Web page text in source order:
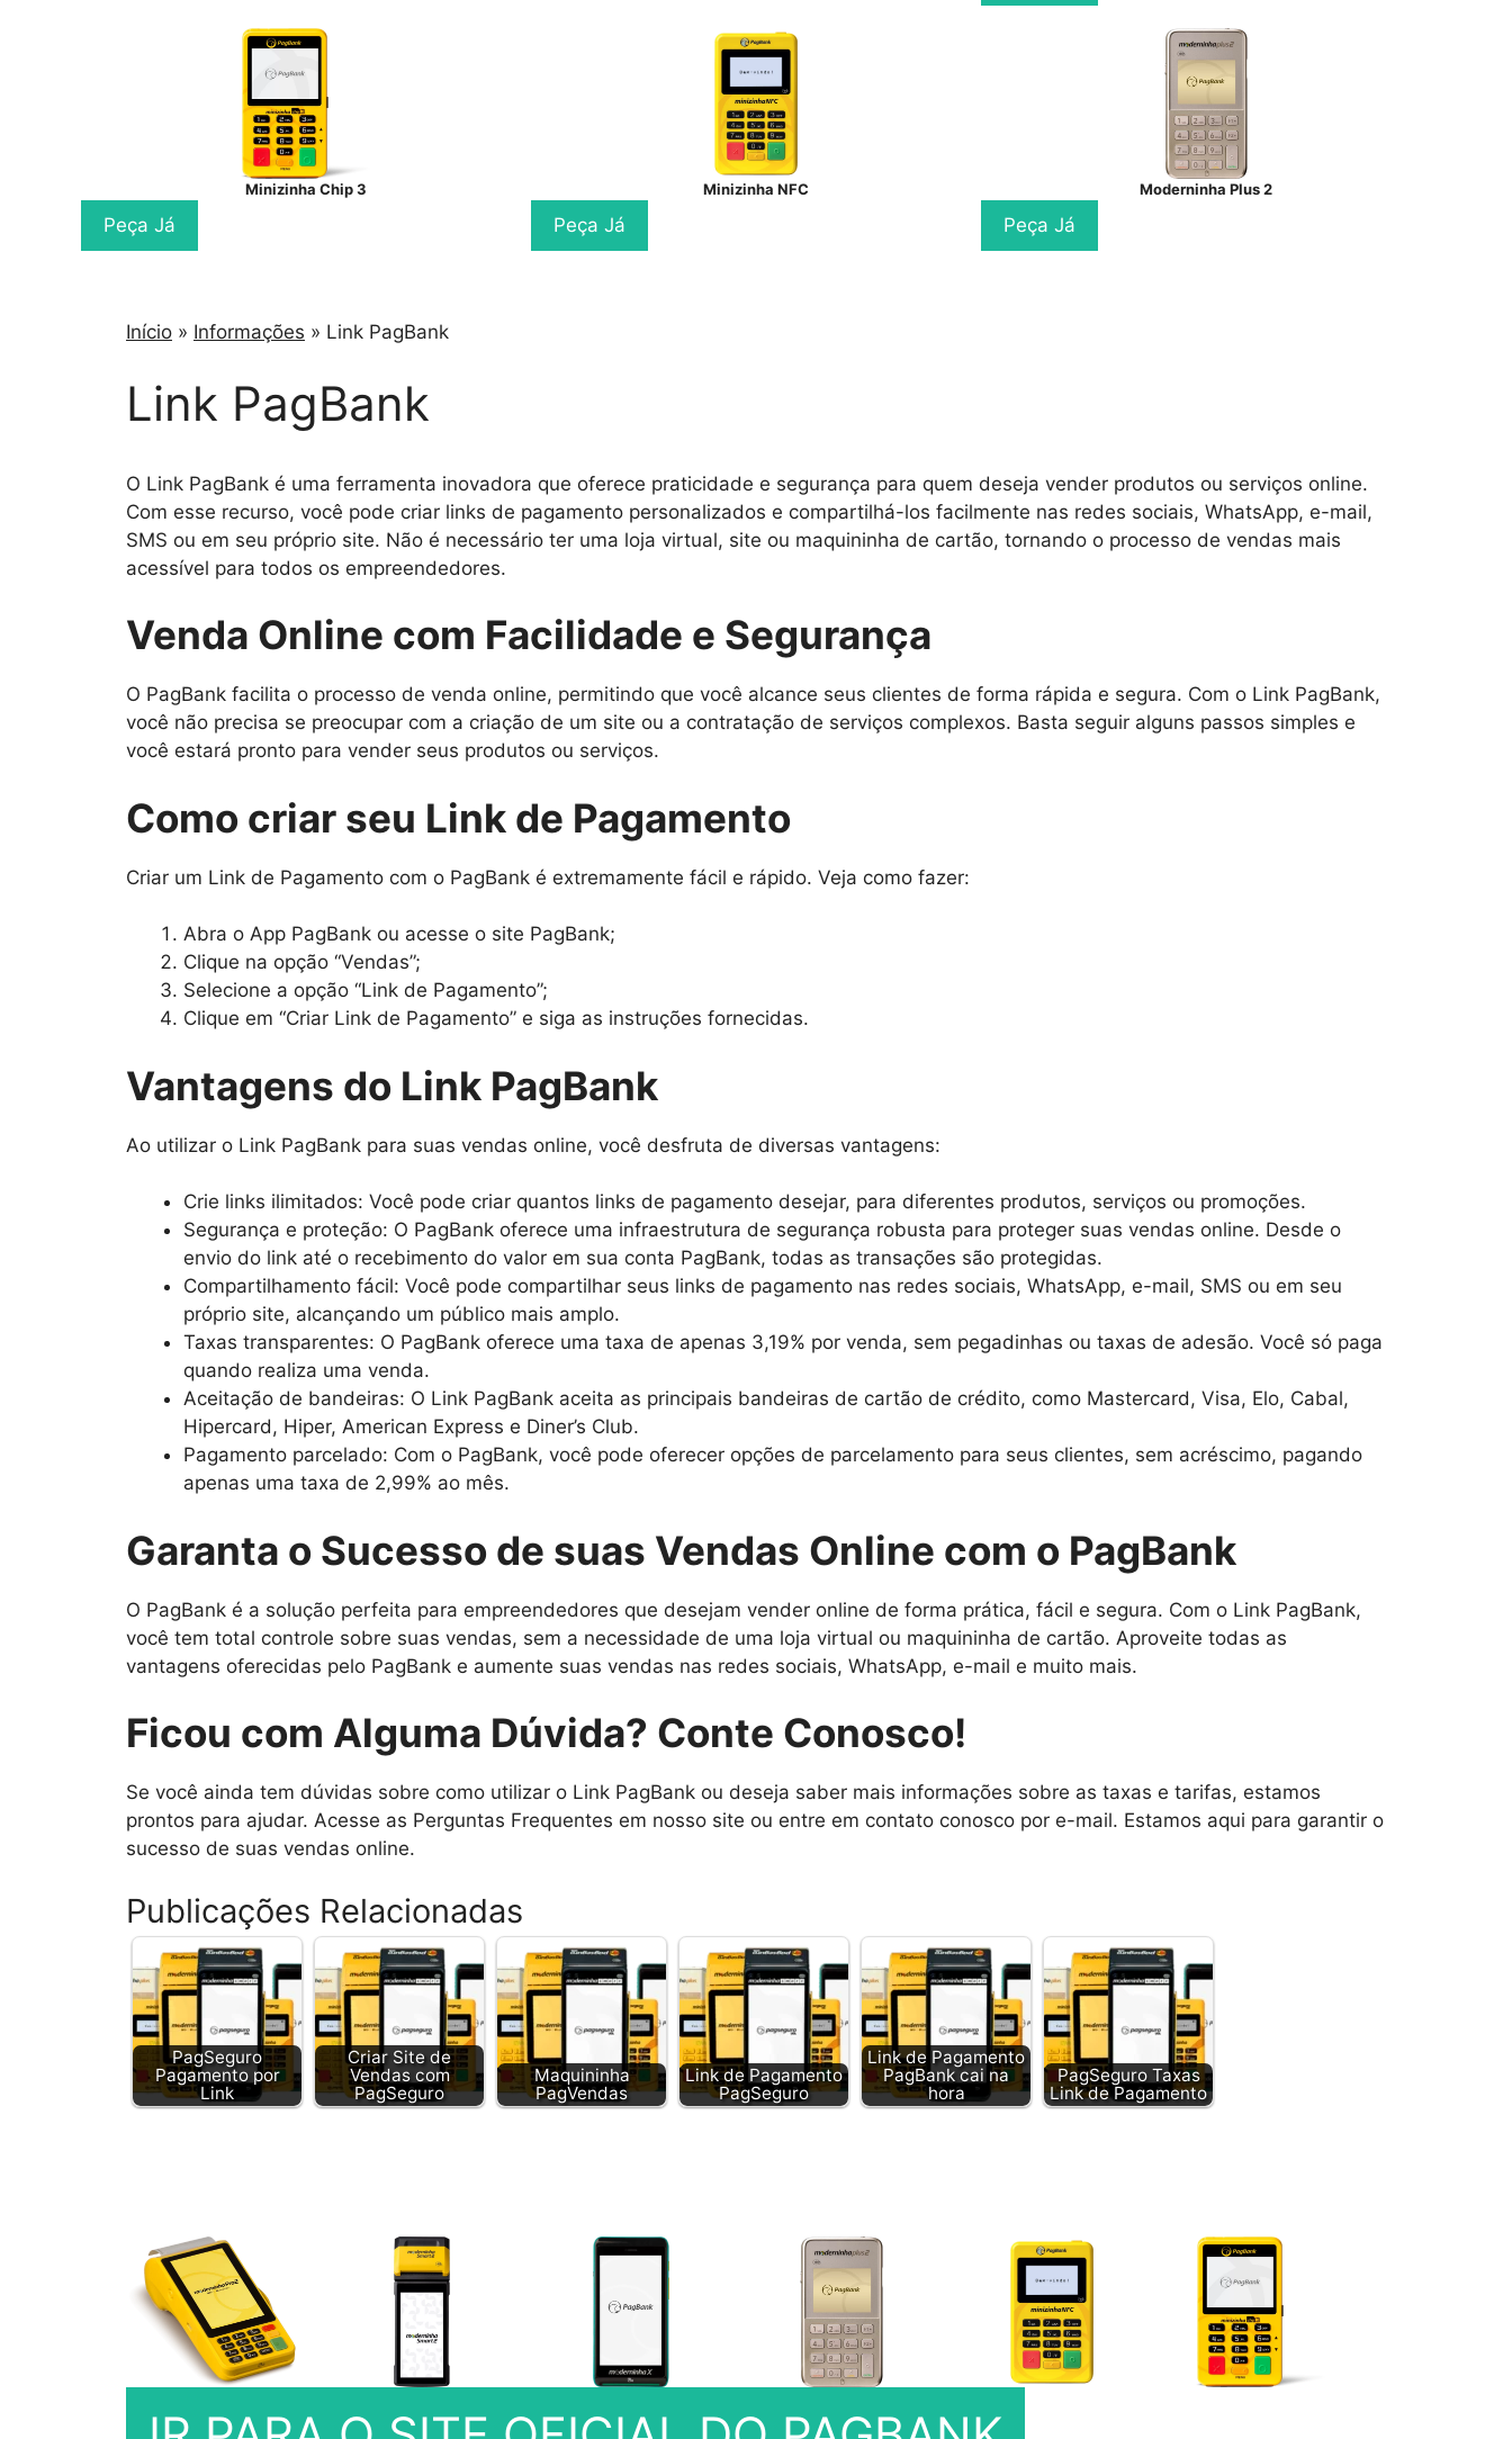
Minizinha Chip 3
Peça Já
Minizinha NFC
Peça Já
Moderninha Plus 2
Peça Já
Início » Informações » Link PagBank
Link PagBank
O Link PagBank é uma ferramenta inovadora que oferece praticidade e segurança para quem deseja vender produtos ou serviços online.
Com esse recurso, você pode criar links de pagamento personalizados e compartilhá-los facilmente nas redes sociais, WhatsApp, e-mail,
SMS ou em seu próprio site. Não é necessário ter uma loja virtual, site ou maquininha de cartão, tornando o processo de vendas mais
acessível para todos os empreendedores.
Venda Online com Facilidade e Segurança
O PagBank facilita o processo de venda online, permitindo que você alcance seus clientes de forma rápida e segura. Com o Link PagBank,
você não precisa se preocupar com a criação de um site ou a contratação de serviços complexos. Basta seguir alguns passos simples e
você estará pronto para vender seus produtos ou serviços.
Como criar seu Link de Pagamento
Criar um Link de Pagamento com o PagBank é extremamente fácil e rápido. Veja como fazer:
Abra o App PagBank ou acesse o site PagBank;
Clique na opção “Vendas”;
Selecione a opção “Link de Pagamento”;
Clique em “Criar Link de Pagamento” e siga as instruções fornecidas.
Vantagens do Link PagBank
Ao utilizar o Link PagBank para suas vendas online, você desfruta de diversas vantagens:
Crie links ilimitados: Você pode criar quantos links de pagamento desejar, para diferentes produtos, serviços ou promoções.
Segurança e proteção: O PagBank oferece uma infraestrutura de segurança robusta para proteger suas vendas online. Desde o
envio do link até o recebimento do valor em sua conta PagBank, todas as transações são protegidas.
Compartilhamento fácil: Você pode compartilhar seus links de pagamento nas redes sociais, WhatsApp, e-mail, SMS ou em seu
próprio site, alcançando um público mais amplo.
Taxas transparentes: O PagBank oferece uma taxa de apenas 3,19% por venda, sem pegadinhas ou taxas de adesão. Você só paga
quando realiza uma venda.
Aceitação de bandeiras: O Link PagBank aceita as principais bandeiras de cartão de crédito, como Mastercard, Visa, Elo, Cabal,
Hipercard, Hiper, American Express e Diner’s Club.
Pagamento parcelado: Com o PagBank, você pode oferecer opções de parcelamento para seus clientes, sem acréscimo, pagando
apenas uma taxa de 2,99% ao mês.
Garanta o Sucesso de suas Vendas Online com o PagBank
O PagBank é a solução perfeita para empreendedores que desejam vender online de forma prática, fácil e segura. Com o Link PagBank,
você tem total controle sobre suas vendas, sem a necessidade de uma loja virtual ou maquininha de cartão. Aproveite todas as
vantagens oferecidas pelo PagBank e aumente suas vendas nas redes sociais, WhatsApp, e-mail e muito mais.
Ficou com Alguma Dúvida? Conte Conosco!
Se você ainda tem dúvidas sobre como utilizar o Link PagBank ou deseja saber mais informações sobre as taxas e tarifas, estamos
prontos para ajudar. Acesse as Perguntas Frequentes em nosso site ou entre em contato conosco por e-mail. Estamos aqui para garantir o
sucesso de suas vendas online.
Publicações Relacionadas
PagSeguro
Pagamento por
Link
Criar Site de
Vendas com
PagSeguro
Maquininha
PagVendas
Link de Pagamento
PagSeguro
Link de Pagamento
PagBank cai na
hora
PagSeguro Taxas
Link de Pagamento